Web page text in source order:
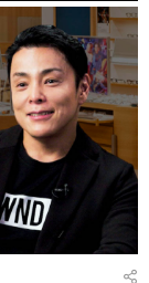
ปีที่แล้ว คุณพ่อ
ยก่อนจะเป็น
ลี่ยนมาเป็นสีไข่
ความต้องการ
เริ่มพัฒนาโป
หรือหีบเย็น พ่อ
คิดไปเรื่อยๆ
ากอะไร ก็หมู
ม่เน่าเหมือน